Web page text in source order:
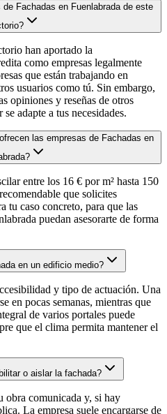
Fachadas en Fuenlabrada de este
han aportado la
como empresas legalmente
que están trabajando en
usuarios como tú. Sin embargo,
opiniones y reseñas de otros
adapte a tus necesidades.
las empresas de Fachadas en
entre los 16 € por m² hasta 150
que solicites
tu caso concreto, para que las
puedan asesorarte de forma
en un edificio medio?
y tipo de actuación. Una
en pocas semanas, mientras que
de varios portales puede
que el clima permita mantener el
o aislar la fachada?
obra comunicada y, si hay
La empresa suele encargarse de